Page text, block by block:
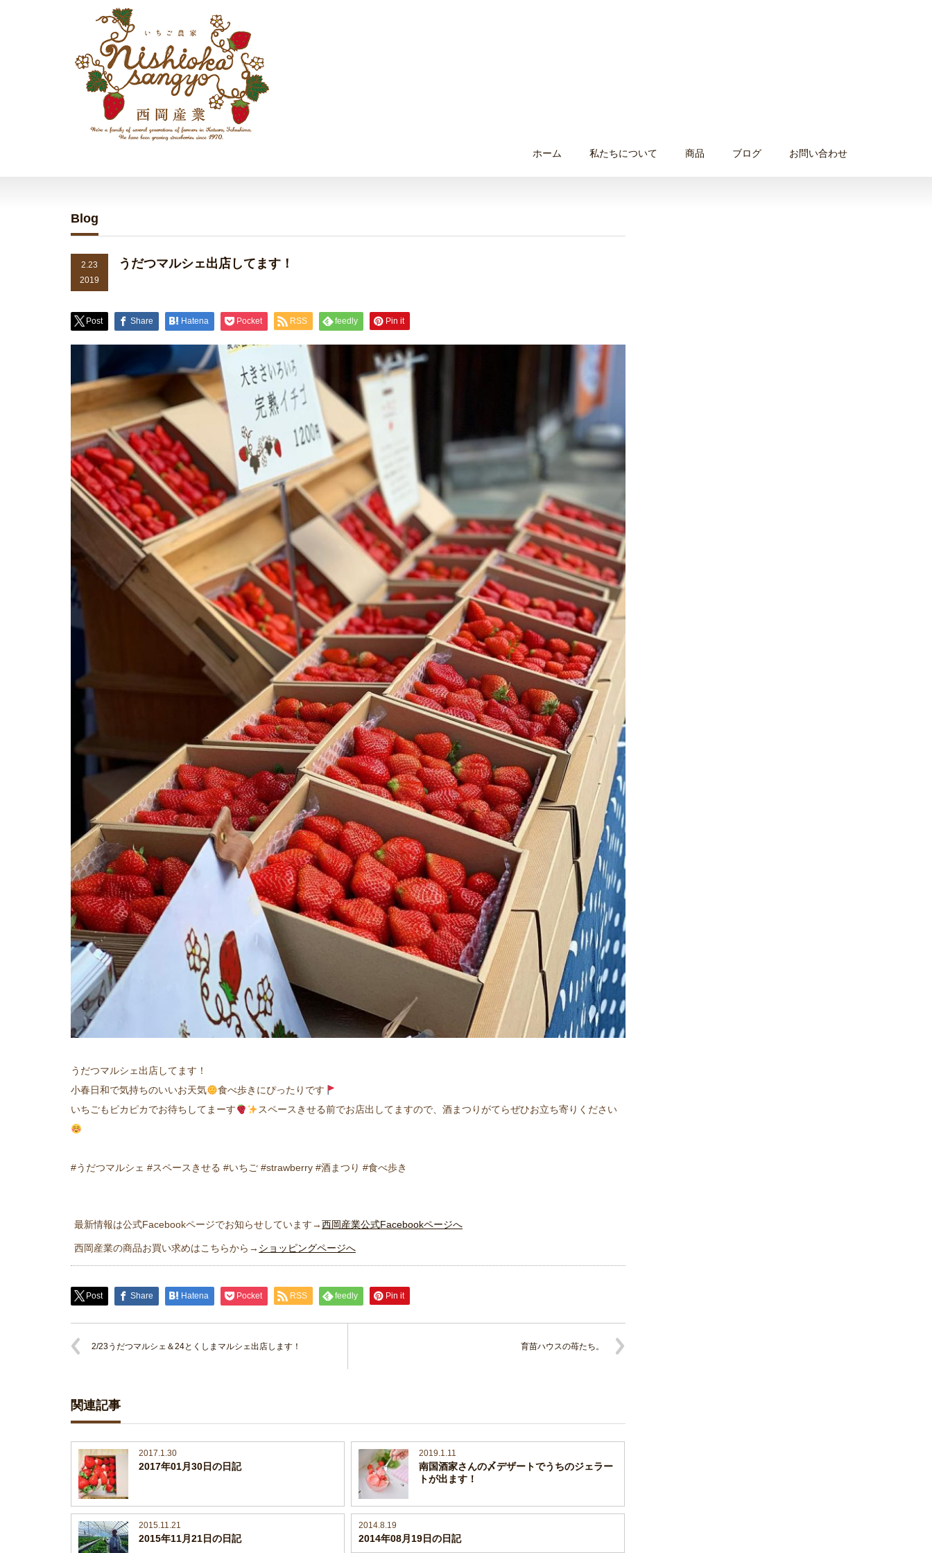
ホーム 私たちについて 商品 ブログ お問い合わせ
Blog
2.23
2019
うだつマルシェ出店してます！
Post Share Hatena Pocket RSS feedly Pin it
うだつマルシェ出店してます！
小春日和で気持ちのいいお天気
食べ歩きにぴったりです
いちごもピカピカでお待ちしてまーす
スペースきせる前でお店出してますので、酒まつりがてらぜひお立ち寄りください
#うだつマルシェ #スペースきせる #いちご #strawberry #酒まつり #食べ歩き
最新情報は公式Facebookページでお知らせしています→西岡産業公式Facebookページへ
西岡産業の商品お買い求めはこちらから→ ショッピングページへ
Post Share Hatena Pocket RSS feedly Pin it
2/23うだつマルシェ＆24とくしまマルシェ出店します！ 育苗ハウスの苺たち。
関連記事
2017.1.30
2017年01月30日の日記
2019.1.11
南国酒家さんの〆デザートでうちのジェラー
トが出ます！
2015.11.21
2015年11月21日の日記
2014.8.19
2014年08月19日の日記